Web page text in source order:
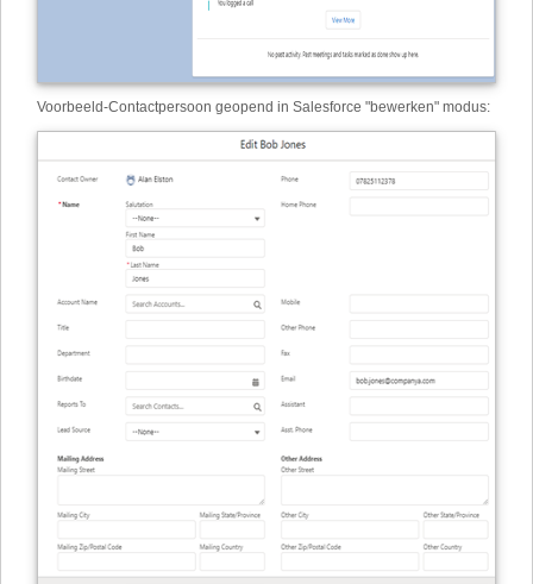
Voorbeeld-Contactpersoon geopend in Salesforce "bewerken" modus: